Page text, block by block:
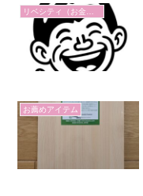
リベシティ（お金の勉強）
お薦めアイテム